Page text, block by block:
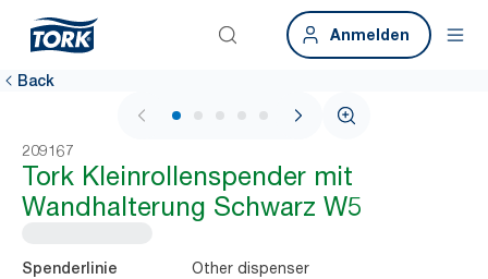
Anmelden
Back
1 / 5
209167
Tork Kleinrollenspender mit
Wandhalterung Schwarz W5
Spenderlinie Other dispenser